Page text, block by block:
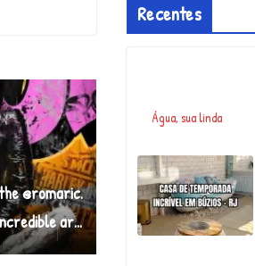
@romaric.
ar…
Recentes
Água, sua linda